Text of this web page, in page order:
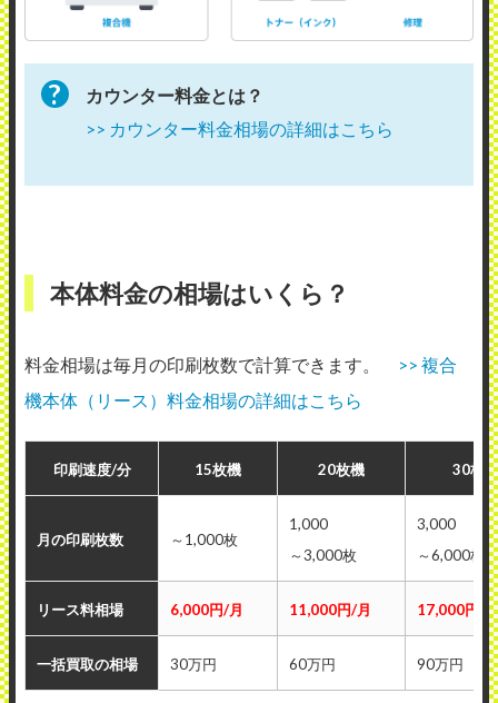
カウンター料金とは？
>> カウンター料金相場の詳細はこちら
本体料金の相場はいくら？
料金相場は毎月の印刷枚数で計算できます。
>> 複合
機本体（リース）料金相場の詳細はこちら
印刷速度/分 15枚機 20枚機 30枚機
月の印刷枚数 ～1,000枚
1,000
～3,000枚
3,000
～6,000枚
リース料相場 6,000円/月 11,000円/月 17,000円/月
一括買取の相場 30万円 60万円 90万円